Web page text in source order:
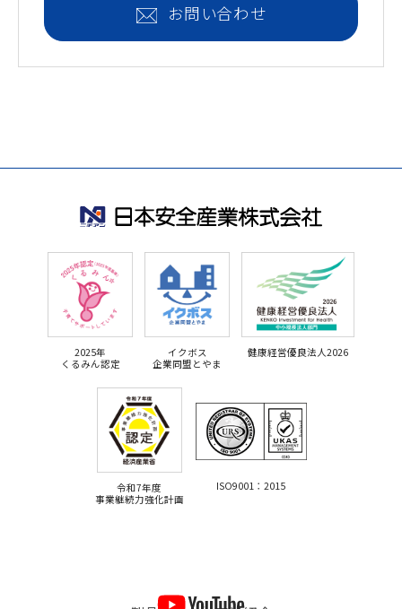
お問い合わせ
2025年
くるみん認定
イクボス
企業同盟とやま
健康経営優良法人2026
令和7年度
事業継続力強化計画
ISO9001：2015